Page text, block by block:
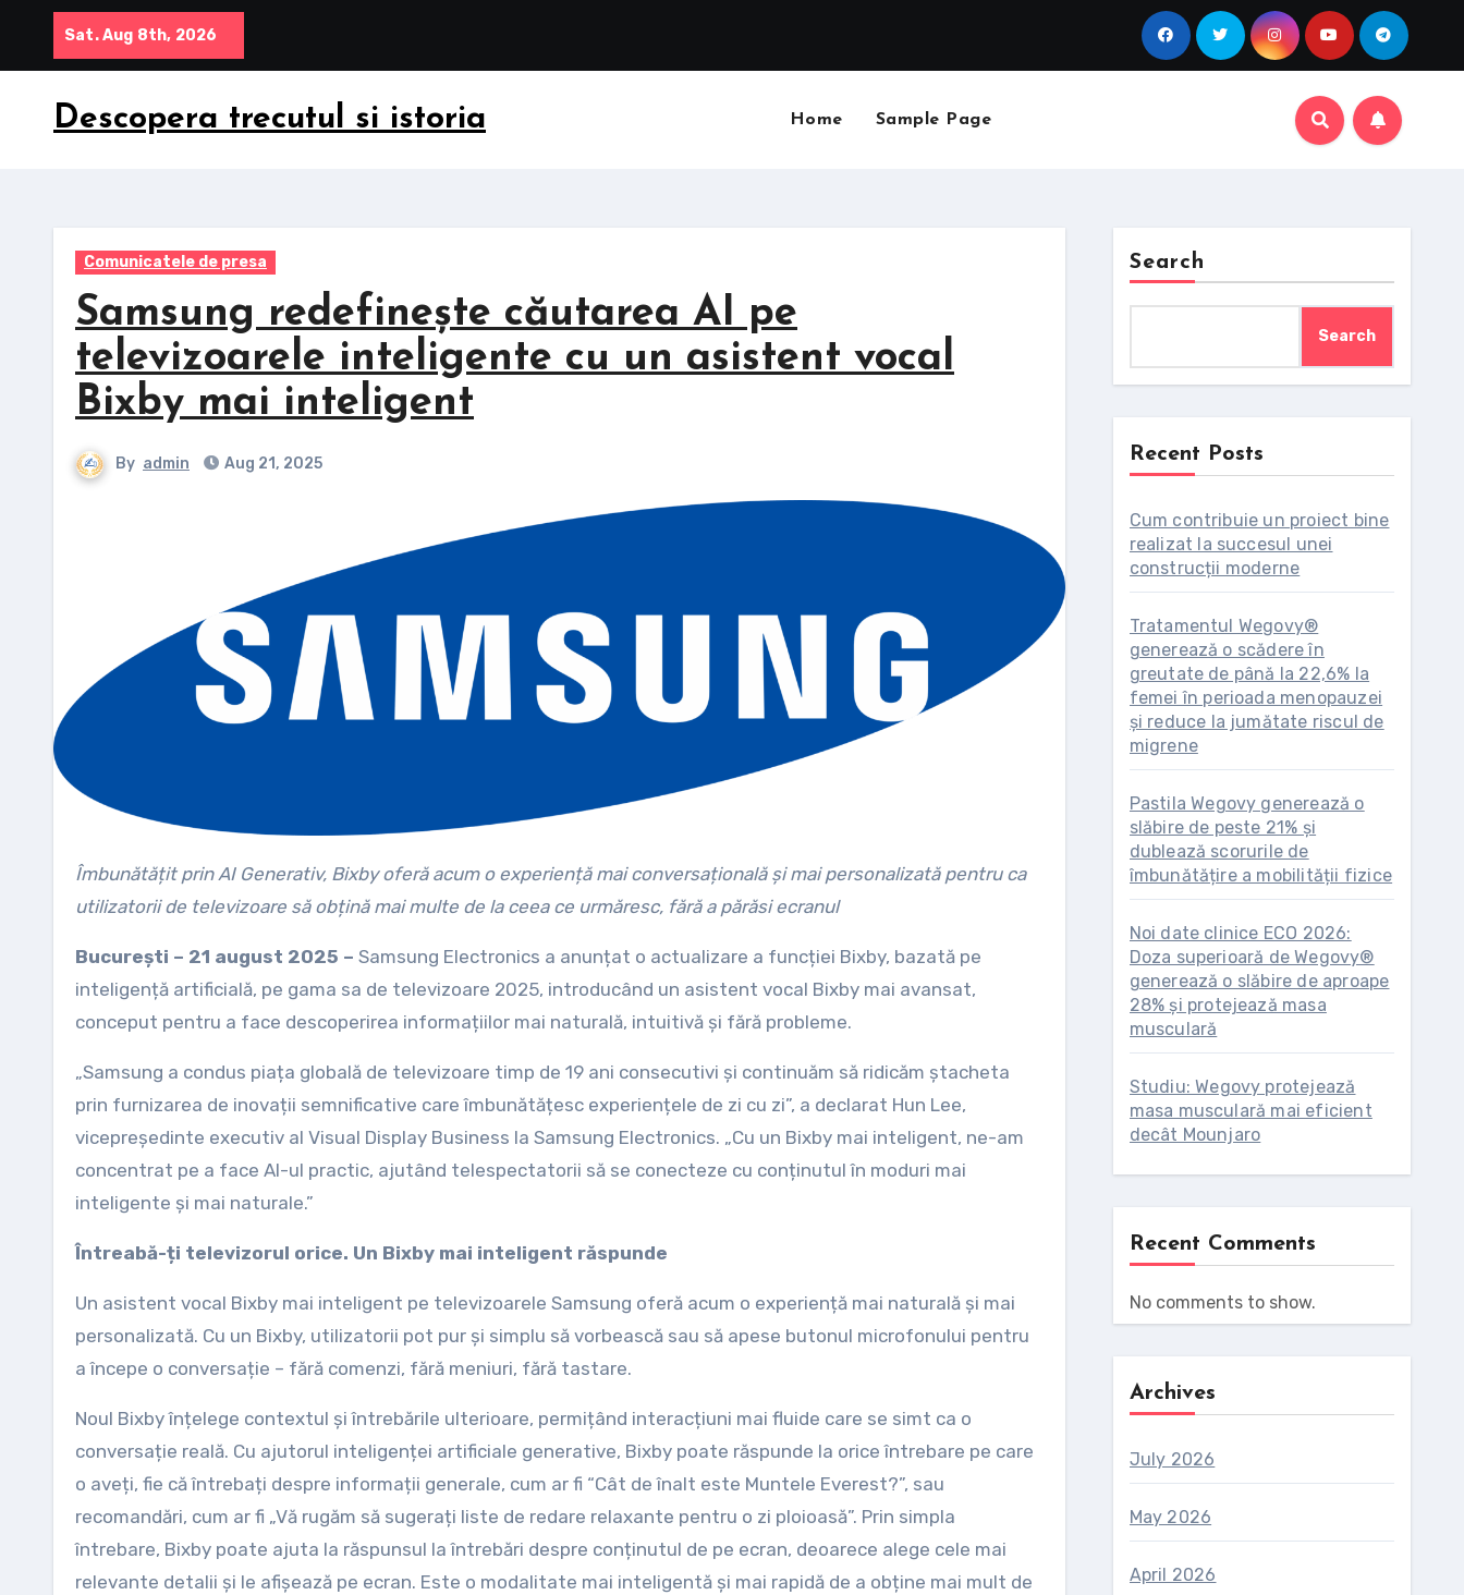
content
Sat. Aug 8th, 2026
Descopera trecutul si istoria Home Sample Page
Comunicatele de presa
Samsung redefinește căutarea AI pe
televizoarele inteligente cu un asistent vocal
Bixby mai inteligent
By admin Aug 21, 2025
Îmbunătățit prin AI Generativ, Bixby oferă acum o experiență mai conversațională și mai personalizată pentru ca
utilizatorii de televizoare să obțină mai multe de la ceea ce urmăresc, fără a părăsi ecranul
București – 21 august 2025 – Samsung Electronics a anunțat o actualizare a funcției Bixby, bazată pe
inteligență artificială, pe gama sa de televizoare 2025, introducând un asistent vocal Bixby mai avansat,
conceput pentru a face descoperirea informațiilor mai naturală, intuitivă și fără probleme.
„Samsung a condus piața globală de televizoare timp de 19 ani consecutivi și continuăm să ridicăm ștacheta
prin furnizarea de inovații semnificative care îmbunătățesc experiențele de zi cu zi”, a declarat Hun Lee,
vicepreședinte executiv al Visual Display Business la Samsung Electronics. „Cu un Bixby mai inteligent, ne-am
concentrat pe a face AI-ul practic, ajutând telespectatorii să se conecteze cu conținutul în moduri mai
inteligente și mai naturale.”
Întreabă-ți televizorul orice. Un Bixby mai inteligent răspunde
Un asistent vocal Bixby mai inteligent pe televizoarele Samsung oferă acum o experiență mai naturală și mai
personalizată. Cu un Bixby, utilizatorii pot pur și simplu să vorbească sau să apese butonul microfonului pentru
a începe o conversație – fără comenzi, fără meniuri, fără tastare.
Noul Bixby înțelege contextul și întrebările ulterioare, permițând interacțiuni mai fluide care se simt ca o
conversație reală. Cu ajutorul inteligenței artificiale generative, Bixby poate răspunde la orice întrebare pe care
o aveți, fie că întrebați despre informații generale, cum ar fi “Cât de înalt este Muntele Everest?”, sau
recomandări, cum ar fi „Vă rugăm să sugerați liste de redare relaxante pentru o zi ploioasă”. Prin simpla
întrebare, Bixby poate ajuta la răspunsul la întrebări despre conținutul de pe ecran, deoarece alege cele mai
relevante detalii și le afișează pe ecran. Este o modalitate mai inteligentă și mai rapidă de a obține mai mult de
Search
Search
Recent Posts
Cum contribuie un proiect bine
realizat la succesul unei
construcții moderne
Tratamentul Wegovy®
generează o scădere în
greutate de până la 22,6% la
femei în perioada menopauzei
și reduce la jumătate riscul de
migrene
Pastila Wegovy generează o
slăbire de peste 21% și
dublează scorurile de
îmbunătățire a mobilității fizice
Noi date clinice ECO 2026:
Doza superioară de Wegovy®
generează o slăbire de aproape
28% și protejează masa
musculară
Studiu: Wegovy protejează
masa musculară mai eficient
decât Mounjaro
Recent Comments
No comments to show.
Archives
July 2026
May 2026
April 2026